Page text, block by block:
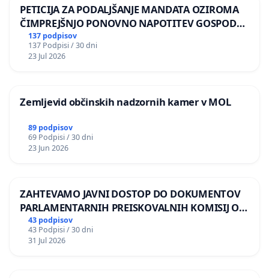
PETICIJA ZA PODALJŠANJE MANDATA OZIROMA
ČIMPREJŠNJO PONOVNO NAPOTITEV GOSPODA
BERNARDA ŠRAJNERJA NA VELEPOSLANIŠTVO
REPUBLIKE SLOVENIJE V MOSKVI
137 podpisov
137 Podpisi / 30 dni
23 Jul 2026
Zemljevid občinskih nadzornih kamer v MOL
89 podpisov
69 Podpisi / 30 dni
23 Jun 2026
ZAHTEVAMO JAVNI DOSTOP DO DOKUMENTOV
PARLAMENTARNIH PREISKOVALNIH KOMISIJ O
ILEGALNI TRGOVINI Z OROŽJEM
43 podpisov
43 Podpisi / 30 dni
31 Jul 2026